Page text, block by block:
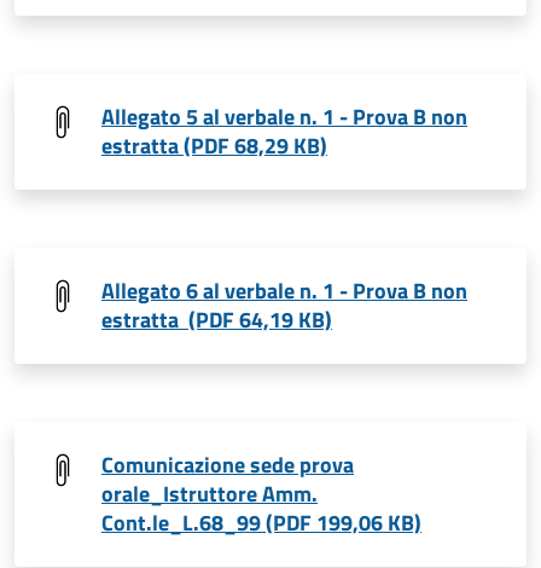
Allegato 5 al verbale n. 1 - Prova B non
estratta (PDF 68,29 KB)
Allegato 6 al verbale n. 1 - Prova B non
estratta (PDF 64,19 KB)
Comunicazione sede prova
orale_Istruttore Amm.
Cont.le_L.68_99 (PDF 199,06 KB)